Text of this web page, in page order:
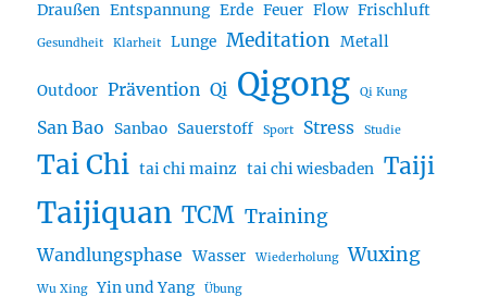
Draußen Entspannung Erde Feuer Flow Frischluft
Gesundheit Klarheit Lunge Meditation Metall
Outdoor Prävention Qi Qigong Qi Kung
San Bao Sanbao Sauerstoff Sport Stress Studie
Tai Chi tai chi mainz tai chi wiesbaden Taiji
Taijiquan TCM Training
Wandlungsphase Wasser Wiederholung Wuxing
Wu Xing Yin und Yang Übung